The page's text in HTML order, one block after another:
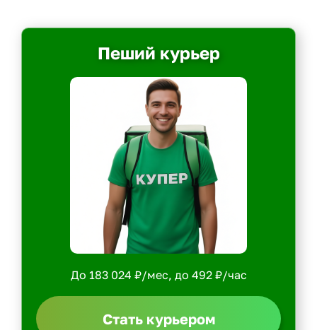
Пеший курьер
До 183 024 ₽/мес, до 492 ₽/час
Стать курьером